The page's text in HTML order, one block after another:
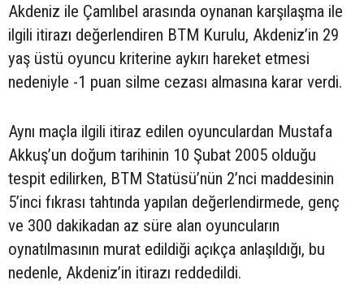
Akdeniz ile Çamlıbel arasında oynanan karşılaşma ile
ilgili itirazı değerlendiren BTM Kurulu, Akdeniz’in 29
yaş üstü oyuncu kriterine aykırı hareket etmesi
nedeniyle -1 puan silme cezası almasına karar verdi.
Aynı maçla ilgili itiraz edilen oyunculardan Mustafa
Akkuş’un doğum tarihinin 10 Şubat 2005 olduğu
tespit edilirken, BTM Statüsü’nün 2’nci maddesinin
5’inci fıkrası tahtında yapılan değerlendirmede, genç
ve 300 dakikadan az süre alan oyuncuların
oynatılmasının murat edildiği açıkça anlaşıldığı, bu
nedenle, Akdeniz’in itirazı reddedildi.